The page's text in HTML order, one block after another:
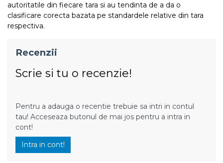
autoritatile din fiecare tara si au tendinta de a da o
clasificare corecta bazata pe standardele relative din tara
respectiva.
Recenzii
Scrie si tu o recenzie!
Pentru a adauga o recentie trebuie sa intri in contul
tau! Acceseaza butonul de mai jos pentru a intra in
cont!
Intra in cont!